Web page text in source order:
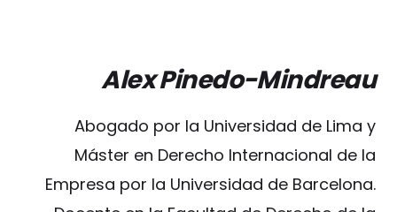
Alex Pinedo-Mindreau
Abogado por la Universidad de Lima y
Máster en Derecho Internacional de la
Empresa por la Universidad de Barcelona.